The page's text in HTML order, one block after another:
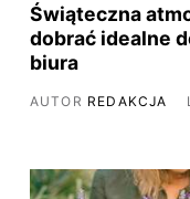
Świąteczna
dobrać idealne
biura
AUTOR REDAKCJA